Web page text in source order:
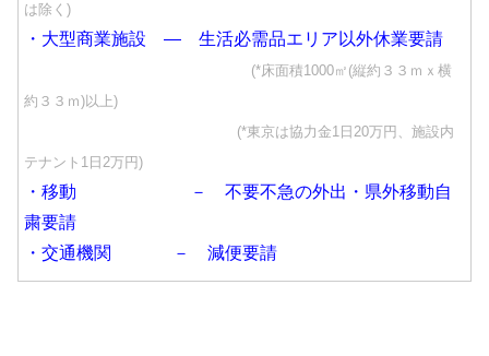
は除く)
・大型商業施設 ― 生活必需品エリア以外休業要請
(*床面積1000㎡(縦約３３ｍｘ横
約３３ｍ)以上)
(*東京は協力金1日20万円、施設内
テナント1日2万円)
・移動 － 不要不急の外出・県外移動自
粛要請
・交通機関 － 減便要請